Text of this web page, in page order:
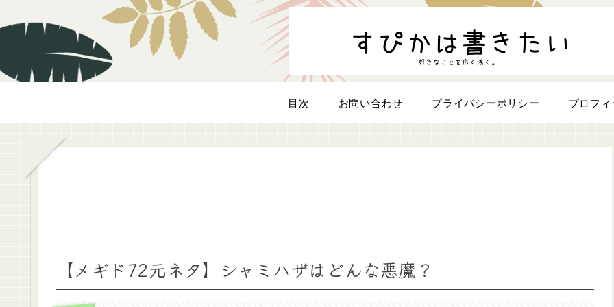
目次 お問い合わせ プライバシーポリシー プロフ
【メギド72元ネタ】シャミハザはどんな悪魔？